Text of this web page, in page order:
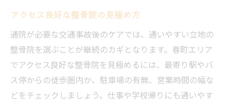
アクセス良好な整骨院の見極め方
通院が必要な交通事故後のケアでは、通いやすい立地の
整骨院を選ぶことが継続のカギとなります。春町エリア
でアクセス良好な整骨院を見極めるには、最寄り駅やバ
ス停からの徒歩圏内か、駐車場の有無、営業時間の幅な
どをチェックしましょう。仕事や学校帰りにも通いやす